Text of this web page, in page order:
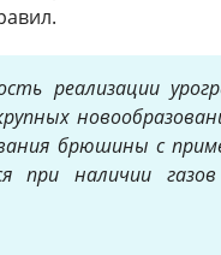
реализации
брюшины с
при наличии